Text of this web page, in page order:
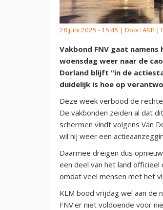
28 juni 2025 - 15:45 | Door: ANP |
Vakbond FNV gaat
woensdag weer naar de
Dorland blijft "in de
duidelijk is hoe op
Deze week verbood de
De vakbonden zeiden al dat
schermen vindt volgens Van
wil hij weer een
Daarmee dreigen dus
een deel van het land
omdat veel mensen met het
KLM bood vrijdag wel aan de
FNV'er niet voldoende voor